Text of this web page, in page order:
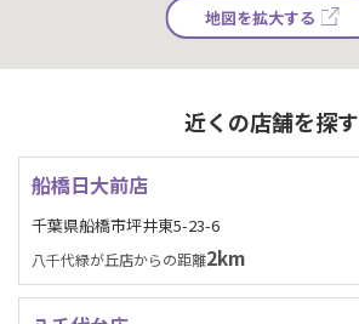
地図を拡大する
近くの店舗を探す
船橋日大前店
千葉県船橋市坪井東5-23-6
八千代緑が丘店からの距離2km